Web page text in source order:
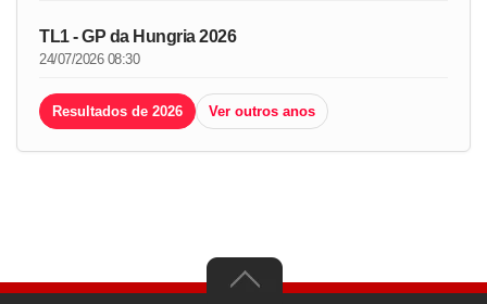
TL1 - GP da Hungria 2026
24/07/2026 08:30
Resultados de 2026 Ver outros anos